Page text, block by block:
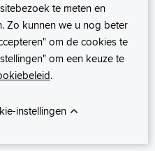
Cloud & Data
te meten en
Zo kunnen we u nog beter
om de cookies te
om een keuze te
.
instellingen